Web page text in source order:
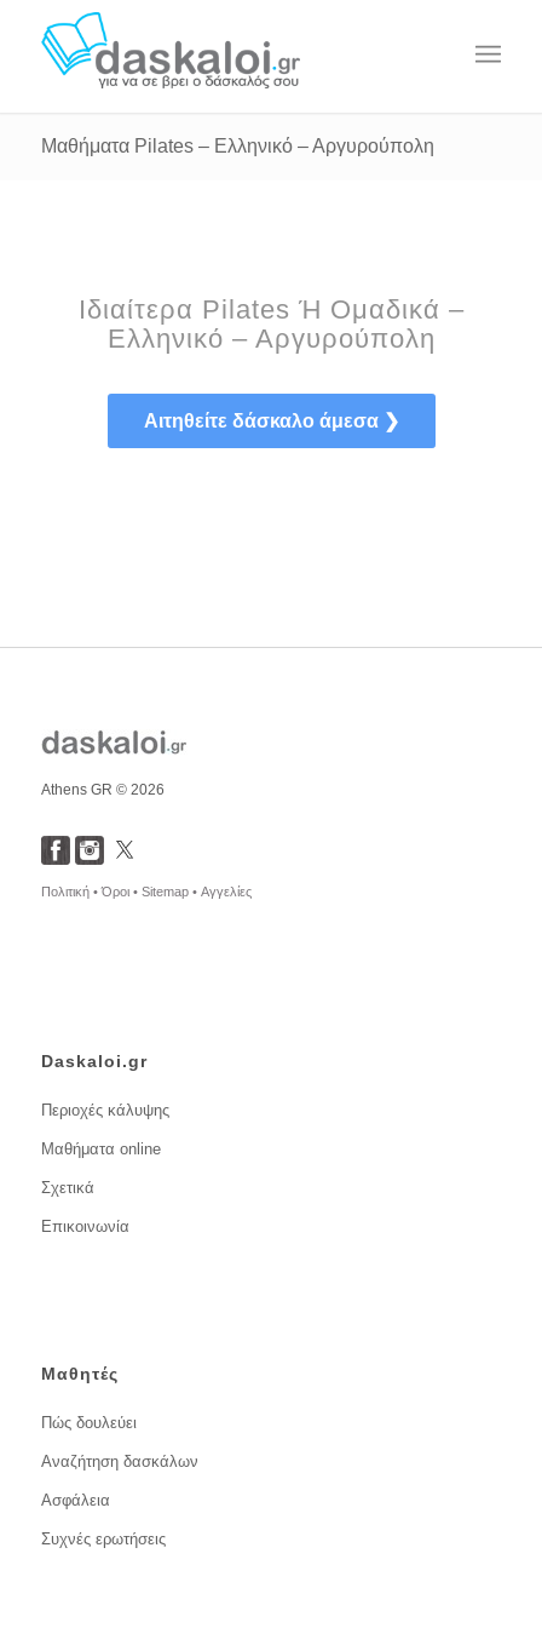
Μαθήματα Pilates – Ελληνικό – Αργυρούπολη
Ιδιαίτερα Pilates Ή Ομαδικά –
Ελληνικό – Αργυρούπολη
Αιτηθείτε δάσκαλο άμεσα ❯
Athens GR © 2026
Πολιτική •Όροι • Sitemap • Αγγελίες
Daskaloi.gr
Περιοχές κάλυψης
Μαθήματα online
Σχετικά
Επικοινωνία
Μαθητές
Πώς δουλεύει
Αναζήτηση δασκάλων
Ασφάλεια
Συχνές ερωτήσεις